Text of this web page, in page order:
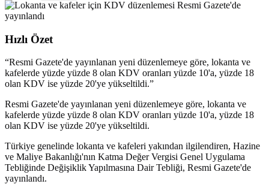
Hızlı Özet
“Resmi Gazete'de yayınlanan yeni düzenlemeye göre, lokanta ve
kafelerde yüzde yüzde 8 olan KDV oranları yüzde 10'a, yüzde 18
olan KDV ise yüzde 20'ye yükseltildi.”
Resmi Gazete'de yayınlanan yeni düzenlemeye göre, lokanta ve
kafelerde yüzde yüzde 8 olan KDV oranları yüzde 10'a, yüzde 18
olan KDV ise yüzde 20'ye yükseltildi.
Türkiye genelinde lokanta ve kafeleri yakından ilgilendiren, Hazine
ve Maliye Bakanlığı'nın Katma Değer Vergisi Genel Uygulama
Tebliğinde Değişiklik Yapılmasına Dair Tebliği, Resmi Gazete'de
yayınlandı.